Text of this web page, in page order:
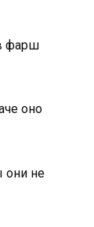
фарш
оно
они не